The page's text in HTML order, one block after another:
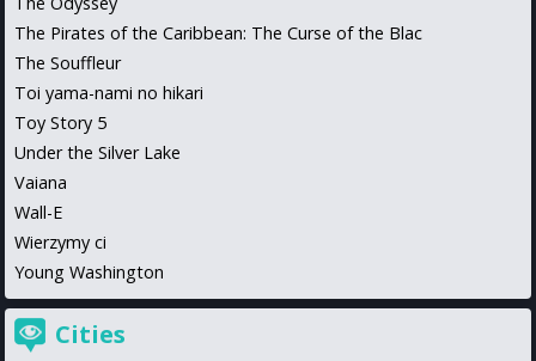
The Pirates of the Caribbean: The Curse of the Blac
The Souffleur
Toi yama-nami no hikari
Toy Story 5
Under the Silver Lake
Vaiana
Wall-E
Wierzymy ci
Young Washington
Cities